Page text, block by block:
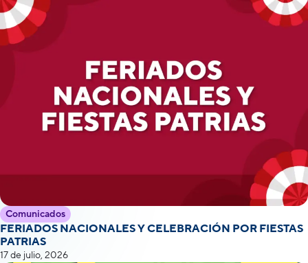
Comunicados
FERIADOS NACIONALES Y CELEBRACIÓN POR FIESTAS
PATRIAS
17 de julio, 2026